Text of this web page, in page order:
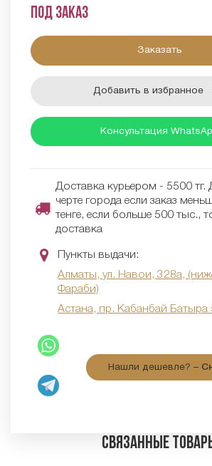
Под заказ
Заказать
Добавить в избранное
Консультация
Доставка курьером - 5500 тг.
черте города если заказ
тенге, если больше 500 тыс.,
доставка
Пункты выдачи:
Алматы, ул. Навои, 328а,
Фараби)
Астана, пр. Кабанбай Батыра
Нашли дешевле? –
Связанные